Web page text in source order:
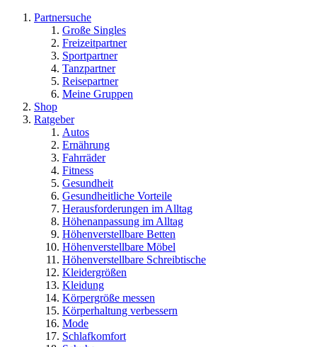
Partnersuche
Große Singles
Freizeitpartner
Sportpartner
Tanzpartner
Reisepartner
Meine Gruppen
Shop
Ratgeber
Autos
Ernährung
Fahrräder
Fitness
Gesundheit
Gesundheitliche Vorteile
Herausforderungen im Alltag
Höhenanpassung im Alltag
Höhenverstellbare Betten
Höhenverstellbare Möbel
Höhenverstellbare Schreibtische
Kleidergrößen
Kleidung
Körpergröße messen
Körperhaltung verbessern
Mode
Schlafkomfort